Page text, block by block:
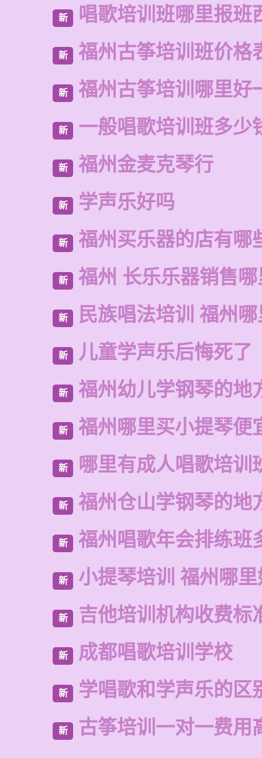
新 唱歌培训班哪里报班
新 福州古筝培训班价格
新 福州古筝培训哪里好
新 一般唱歌培训班多少
新 福州金麦克琴行
新 学声乐好吗
新 福州买乐器的店有哪
新 福州 长乐乐器销售
新 民族唱法培训 福州
新 儿童学声乐后悔死了
新 福州幼儿学钢琴的地
新 福州哪里买小提琴便
新 哪里有成人唱歌培训
新 福州仓山学钢琴的地
新 福州唱歌年会排练班
新 小提琴培训 福州哪
新 吉他培训机构收费标
新 成都唱歌培训学校
新 学唱歌和学声乐的区
新 古筝培训一对一费用